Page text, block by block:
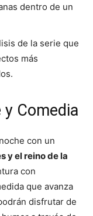
dentro de un
de la serie que
más
y Comedia
con un
y el reino de la
con
que avanza
disfrutar de